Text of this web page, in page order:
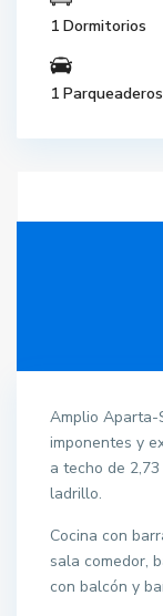
1 Dormitorios
1 Parqueaderos
Amplio Aparta-
imponentes y
a techo de
ladrillo.
Cocina con
sala comedor,
con balcón y